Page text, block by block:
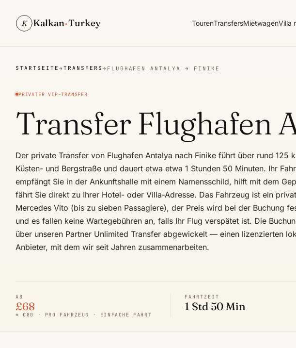
K Kalkan·Turkey TourenTransfersMietwagenVilla
STARTSEITE → TRANSFERS → FLUGHAFEN ANTALYA → FINIKE
PRIVATER VIP-TRANSFER
Transfer Flughafen
Der private Transfer von Flughafen Antalya nach Finike führt über rund 125
Küsten- und Bergstraße und dauert etwa etwa 1 Stunden 50 Minuten. Ihr
empfängt Sie in der Ankunftshalle mit einem Namensschild, hilft mit dem
fährt Sie direkt zu Ihrer Hotel- oder Villa-Adresse. Das Fahrzeug ist ein
Mercedes Vito (bis zu sieben Passagiere), der Preis wird bei der Buchung
und es fallen keine Wartegebühren an, falls Ihr Flug verspätet ist. Die
über unseren Partner Unlimited Transfer abgewickelt — einen lizenzierten
Anbieter, mit dem wir seit Jahren zusammenarbeiten.
AB
£68
≈ €80 · PRO FAHRZEUG · EINFACHE FAHRT
FAHRTZEIT
1 Std 50 Min